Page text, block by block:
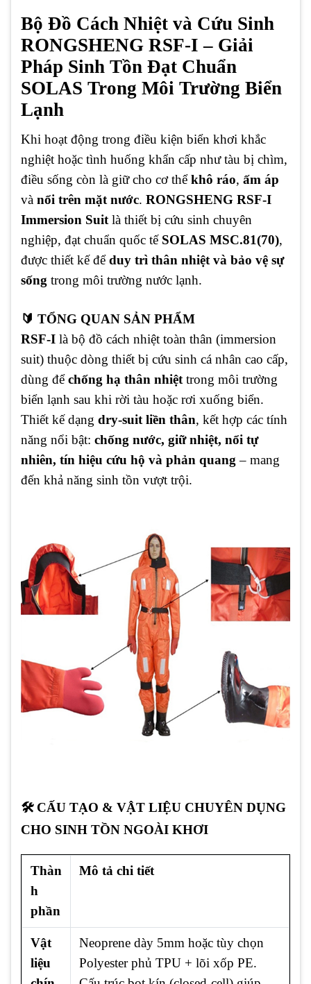
Bộ Đồ Cách Nhiệt và Cứu Sinh
RONGSHENG RSF-I – Giải
Pháp Sinh Tồn Đạt Chuẩn
SOLAS Trong Môi Trường Biển
Lạnh
Khi hoạt động trong điều kiện biển khơi khắc
nghiệt hoặc tình huống khẩn cấp như tàu bị chìm,
điều sống còn là giữ cho cơ thểkhô ráo, ấm áp
và nổi trên mặt nước. RONGSHENG RSF-I
Immersion Suit là thiết bị cứu sinh chuyên
nghiệp, đạt chuẩn quốc tế SOLAS MSC.81(70),
được thiết kế đểduy trì thân nhiệt và bảo vệ sự
sống trong môi trường nước lạnh.
🔰 TỔNG QUAN SẢN PHẨM
RSF-I là bộ đồ cách nhiệt toàn thân (immersion
suit) thuộc dòng thiết bị cứu sinh cá nhân cao cấp,
dùng đểchống hạ thân nhiệt trong môi trường
biển lạnh sau khi rời tàu hoặc rơi xuống biển.
Thiết kế dạng dry-suit liền thân, kết hợp các tính
năng nổi bật: chống nước, giữ nhiệt, nổi tự
nhiên, tín hiệu cứu hộ và phản quang – mang
đến khả năng sinh tồn vượt trội.
🛠️ CẤU TẠO & VẬT LIỆU CHUYÊN DỤNG
CHO SINH TỒN NGOÀI KHƠI
Thàn
h
phần
Mô tả chi tiết
Vật
liệu
Neoprene dày 5mm hoặc tùy chọn
Polyester phủ TPU + lõi xốp PE.